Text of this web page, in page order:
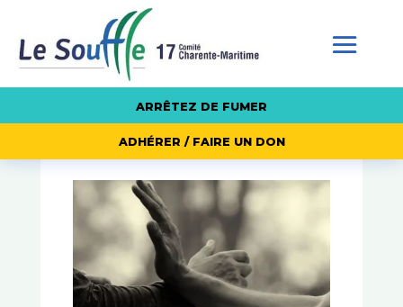
ARRÊTEZ DE FUMER
ADHÉRER / FAIRE UN DON